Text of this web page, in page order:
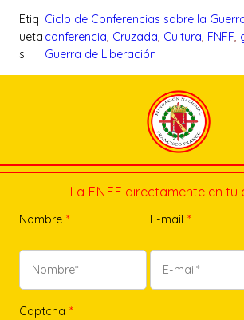
Etiq
ueta
s:
Ciclo de Conferencias sobre la
conferencia, Cruzada, Cultura, FNFF,
Guerra de Liberación
La FNFF directamente en tu
Nombre * E-mail *
Captcha *